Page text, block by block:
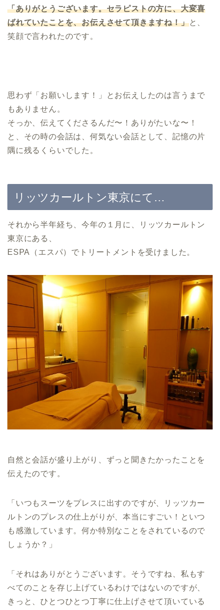
「ありがとうございます。セラピストの方に、大変喜
ばれていたことを、お伝えさせて頂きますね！」と、
笑顔で言われたのです。
思わず「お願いします！」とお伝えしたのは言うまで
もありません。
そっか、伝えてくださるんだ〜！ありがたいな〜！
と、その時の会話は、何気ない会話として、記憶の片
隅に残るくらいでした。
リッツカールトン東京にて…
それから半年経ち、今年の１月に、リッツカールトン
東京にある、
ESPA（エスパ）でトリートメントを受けました。
自然と会話が盛り上がり、ずっと聞きたかったことを
伝えたのです。
「いつもスーツをプレスに出すのですが、リッツカー
ルトンのプレスの仕上がりが、本当にすごい！といつ
も感激しています。何か特別なことをされているので
しょうか？」
「それはありがとうございます。そうですね、私もす
べてのことを存じ上げているわけではないのですが、
きっと、ひとつひとつ丁寧に仕上げさせて頂いている